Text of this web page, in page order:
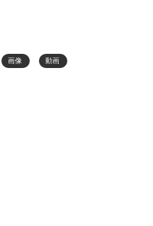
画像 動画